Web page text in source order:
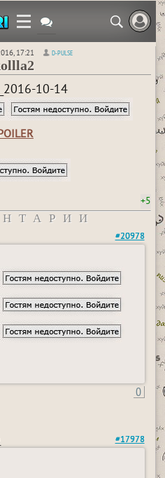
17:21 D-PULSE
10-14
+5
#20978
0
#17978